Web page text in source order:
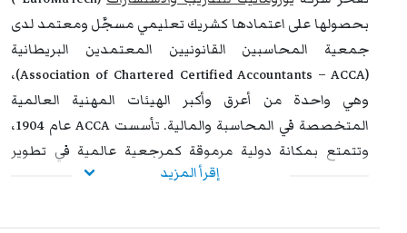
الوظيفي وتحقيق التفوق والتميز داخل مؤسساتهم وخارجها.
بحصولها على اعتمادها كشريك تعليمي مسجَّل ومعتمد لدى
جمعية المحاسبين القانونيين المعتمدين البريطانية
(Association of Chartered Certified Accountants – ACCA)،
وهي واحدة من أعرق وأكبر الهيئات المهنية العالمية
المتخصصة في المحاسبة والمالية. تأسست ACCA عام 1904،
وتتمتع بمكانة دولية مرموقة كمرجعية عالمية في تطوير
ممارسات المحاسبة وإعداد المهنيين المؤهلين لتلبية
إقرأ المزيد